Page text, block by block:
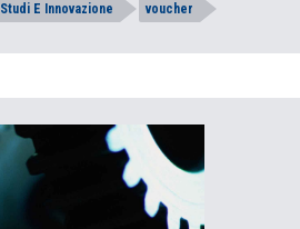
Studi E Innovazione voucher